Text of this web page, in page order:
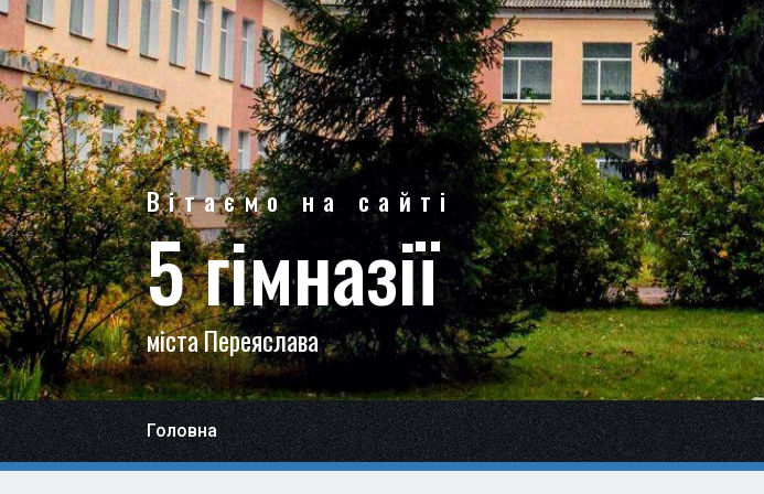
Вітаємо на сайті
5 гімназії
міста Переяслава
Головна